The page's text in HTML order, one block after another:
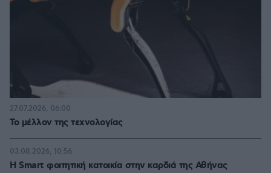
Το μέλλον της τεχνολογίας
27.07.2026, 06:00
Η Smart φοιτητική κατοικία στην καρδιά της Αθήνας
03.08.2026, 10:56